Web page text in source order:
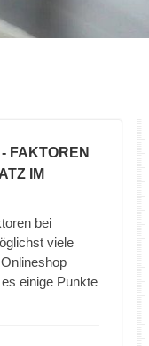
- FAKTOREN
IM
bei
viele
einige Punkte